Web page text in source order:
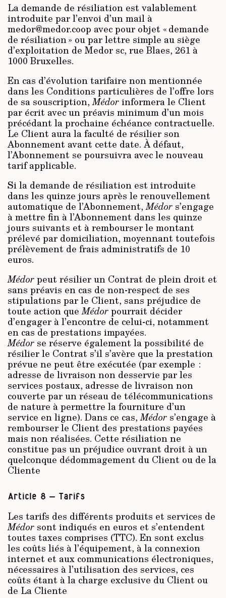
La demande de résiliation est valablement
introduite par l’envoi d’un mail à
medor@medor.coop avec pour objet « demande
de résiliation » ou par lettre simple au siège
d’exploitation de Medor sc, rue Blaes, 261 à
1000 Bruxelles.
En cas d’évolution tarifaire non mentionnée
dans les Conditions particulières de l’offre lors
de sa souscription,Médorinformera le Client
par écrit avec un préavis minimum d’un mois
précédant la prochaine échéance contractuelle.
Le Client aura la faculté de résilier son
Abonnement avant cette date. À défaut,
l’Abonnement se poursuivra avec le nouveau
tarif applicable.
Si la demande de résiliation est introduite
dans les quinze jours après le renouvellement
automatique de l’Abonnement,Médor s’engage
à mettre fin à l’Abonnement dans les quinze
jours suivants et à rembourser le montant
prélevé par domiciliation, moyennant toutefois
prélèvement de frais administratifs de 10
euros.
Médorpeut résilier un Contrat de plein droit et
sans préavis en cas de non-respect de ses
stipulations par le Client, sans préjudice de
toute action queMédorpourrait décider
d’engager à l’encontre de celui-ci, notamment
en cas de prestations impayées.
Médor se réserve également la possibilité de
résilier le Contrat s’il s’avère que la prestation
prévue ne peut être exécutée (par exemple :
adresse de livraison non desservie par les
services postaux, adresse de livraison non
couverte par un réseau de télécommunications
de nature à permettre la fourniture d’un
service en ligne). Dans ce cas,Médor s’engage à
rembourser le Client des prestations payées
mais non réalisées. Cette résiliation ne
constitue pas un préjudice ouvrant droit à un
quelconque dédommagement du Client ou de la
Cliente
Article 8 – Tarifs
Les tarifs des différents produits et services de
Médor sont indiqués en euros et s’entendent
toutes taxes comprises (TTC). En sont exclus
les coûts liés à l’équipement, à la connexion
internet et aux communications électroniques,
nécessaires à l’utilisation des services, ces
coûts étant à la charge exclusive du Client ou
de La Cliente